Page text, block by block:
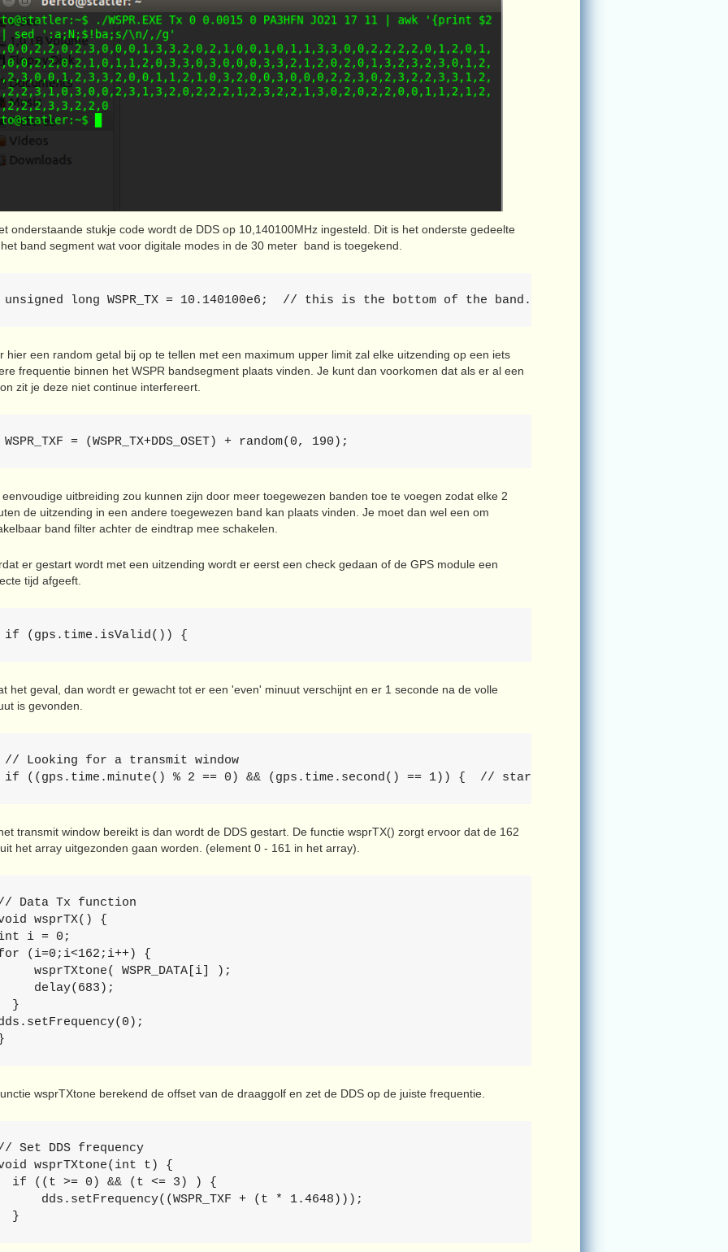
onderstaande stukje code wordt de DDS op 10,140100MHz ingesteld. Dit is het onderste gedeelte
band segment wat voor digitale modes in de 30 meter band is toegekend.
long WSPR_TX = 10.140100e6;  // this is the bottom of the band.
hier een random getal bij op te tellen met een maximum upper limit zal elke uitzending op een iets
frequentie binnen het WSPR bandsegment plaats vinden. Je kunt dan voorkomen dat als er al een
zit je deze niet continue interfereert.
= (WSPR_TX+DDS_OSET) + random(0, 190);
eenvoudige uitbreiding zou kunnen zijn door meer toegewezen banden toe te voegen zodat elke 2
de uitzending in een andere toegewezen band kan plaats vinden. Je moet dan wel een om
band filter achter de eindtrap mee schakelen.
er gestart wordt met een uitzending wordt er eerst een check gedaan of de GPS module een
tijd afgeeft.
(gps.time.isValid()) {
het geval, dan wordt er gewacht tot er een 'even' minuut verschijnt en er 1 seconde na de volle
is gevonden.
Looking for a transmit window
((gps.time.minute() % 2 == 0) && (gps.time.second() == 1)) {  // start transmission
transmit window bereikt is dan wordt de DDS gestart. De functie wsprTX() zorgt ervoor dat de 162
het array uitgezonden gaan worden. (element 0 - 161 in het array).
Data Tx function
wsprTX() {
i = 0;
(i=0;i<162;i++) {
wsprTXtone( WSPR_DATA[i] );
delay(683);
}
wsprTXtone berekend de offset van de draaggolf en zet de DDS op de juiste frequentie.
Set DDS frequency
wsprTXtone(int t) {
if ((t >= 0) && (t <= 3) ) {
dds.setFrequency((WSPR_TXF + (t * 1.4648)));
}